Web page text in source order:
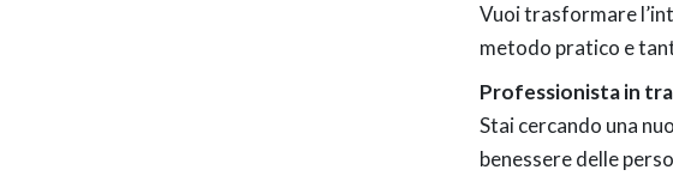
Vuoi trasformare
metodo pratico e
Professionista in
Stai cercando una
benessere delle